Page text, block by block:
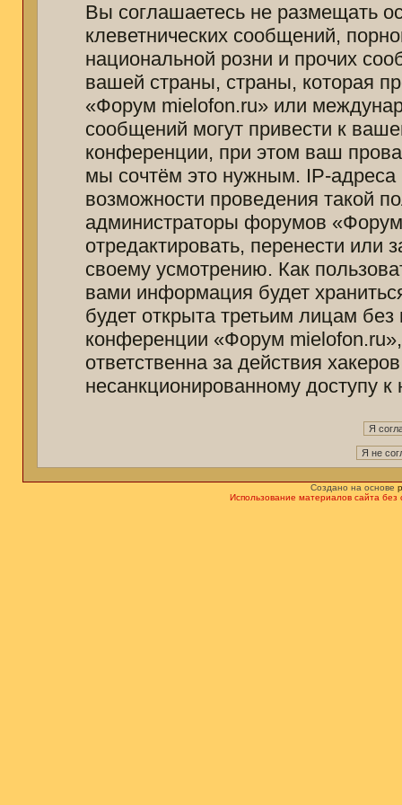
Вы соглашаетесь не размещать
клеветнических сообщений,
национальной розни и прочих
вашей страны, страны, которая
«Форум mielofon.ru» или
сообщений могут привести к
конференции, при этом ваш
мы сочтём это нужным. IP-
возможности проведения такой
администраторы форумов
отредактировать, перенести
своему усмотрению. Как
вами информация будет
будет открыта третьим лицам
конференции «Форум
ответственна за действия
несанкционированному доступу к
Создано на основе
Использование материалов сайта